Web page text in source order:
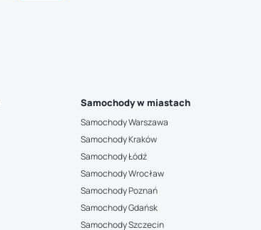
Samochody w miastach
Samochody Warszawa
Samochody Kraków
Samochody Łódź
Samochody Wrocław
Samochody Poznań
Samochody Gdańsk
Samochody Szczecin